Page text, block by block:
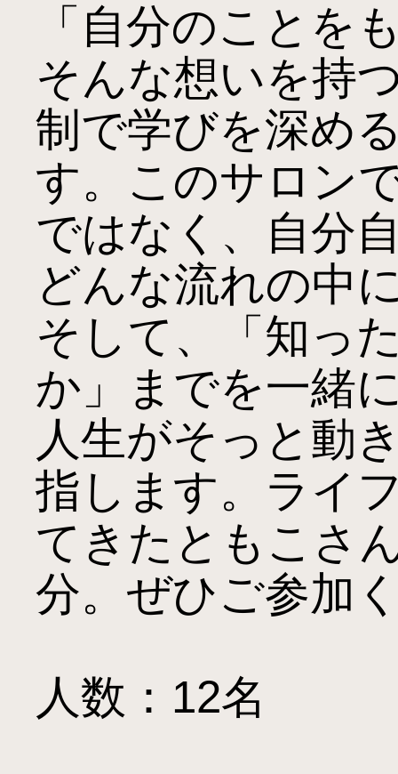
「自分のことを
そんな想いを持
制で学びを深め
す。このサロン
ではなく、自分
どんな流れの中
そして、「知っ
か」までを一緒
人生がそっと動
指します。ライ
てきたともこさ
分。ぜひご参加
人数：12名